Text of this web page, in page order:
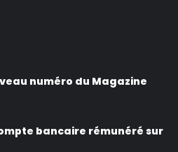
numéro du Magazine
bancaire rémunéré sur